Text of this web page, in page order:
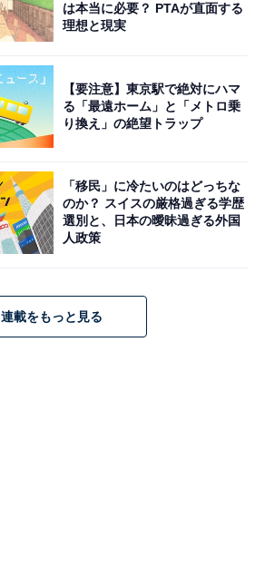
は本当に必要？ PTAが直面する
理想と現実
【要注意】東京駅で絶対にハマ
る「最遠ホーム」と「メトロ乗
り換え」の絶望トラップ
「移民」に冷たいのはどっちな
のか？ スイスの厳格過ぎる学歴
選別と、日本の曖昧過ぎる外国
人政策
連載をもっと見る